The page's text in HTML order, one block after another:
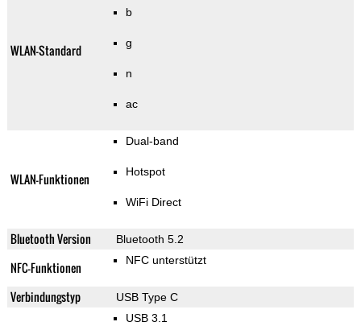
WLAN-Standard
b
g
n
ac
WLAN-Funktionen
Dual-band
Hotspot
WiFi Direct
Bluetooth Version Bluetooth 5.2
NFC-Funktionen NFC unterstützt
Verbindungstyp USB Type C
USB 3.1